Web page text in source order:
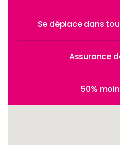
Se déplace dans
Assurance
50%